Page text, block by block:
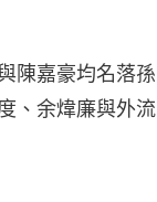
陳嘉豪均名落孫
、余煒廉與外流